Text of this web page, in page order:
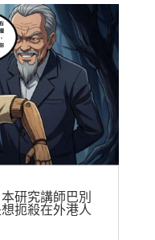
研究講師巴別
扼殺在外港人